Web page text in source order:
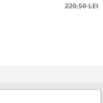
220,50 LEI